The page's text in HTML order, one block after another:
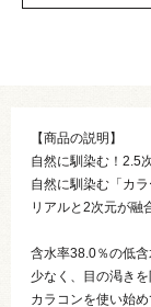
【商品の説明】
自然に馴染む！2.5
自然に馴染む「カ
リアルと2次元が融
含水率38.0％の低
少なく、目の渇きを
カラコンを使い始